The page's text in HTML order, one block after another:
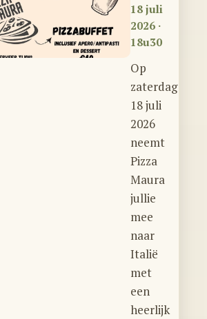
18 juli
2026 ·
18u30
Op
zaterdag
18 juli
2026
neemt
Pizza
Maura
jullie
mee
naar
Italië
met
een
heerlijk